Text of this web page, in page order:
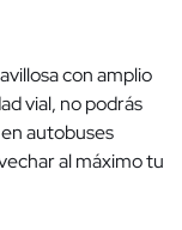
con amplio
vial, no podrás
autobuses
al máximo tu